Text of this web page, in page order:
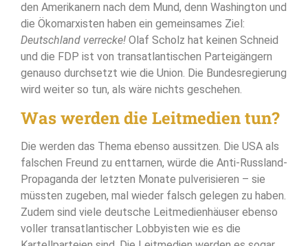
den Amerikanern nach dem Mund, denn Washington und
die Ökomarxisten haben ein gemeinsames Ziel:
Deutschland verrecke! Olaf Scholz hat keinen Schneid
und die FDP ist von transatlantischen Parteigängern
genauso durchsetzt wie die Union. Die Bundesregierung
wird weiter so tun, als wäre nichts geschehen.
Was werden die Leitmedien tun?
Die werden das Thema ebenso aussitzen. Die USA als
falschen Freund zu enttarnen, würde die Anti-Russland-
Propaganda der letzten Monate pulverisieren – sie
müssten zugeben, mal wieder falsch gelegen zu haben.
Zudem sind viele deutsche Leitmedienhäuser ebenso
voller transatlantischer Lobbyisten wie es die